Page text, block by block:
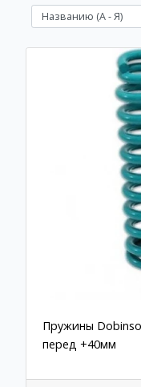
Пружины
перед +40мм